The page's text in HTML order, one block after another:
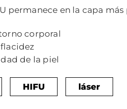
permanece en la capa
corporal
de la piel
HIFU láser